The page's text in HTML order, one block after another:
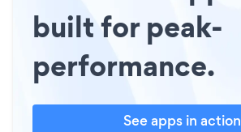
built for peak-
performance.
See apps in action